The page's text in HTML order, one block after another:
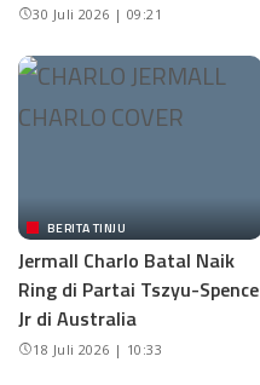
30 Juli 2026 | 09:21
BERITA TINJU
Jermall Charlo Batal Naik
Ring di Partai Tszyu-Spence
Jr di Australia
18 Juli 2026 | 10:33